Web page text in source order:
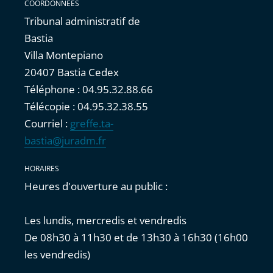
COORDONNÉES
Tribunal administratif de
Bastia
Villa Montepiano
20407 Bastia Cedex
Téléphone : 04.95.32.88.66
Télécopie : 04.95.32.38.55
Courriel : greffe.ta-
bastia@juradm.fr
HORAIRES
Heures d'ouverture au public :
Les lundis, mercredis et vendredis
De 08h30 à 11h30 et de 13h30 à 16h30 (16h00
les vendredis)